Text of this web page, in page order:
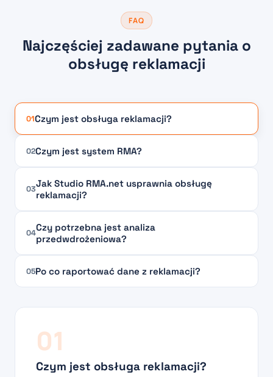
FAQ
Najczęściej zadawane pytania o
obsługę reklamacji
01Czym jest obsługa reklamacji?
02Czym jest system RMA?
03Jak Studio RMA.net usprawnia obsługę
reklamacji?
04Czy potrzebna jest analiza
przedwdrożeniowa?
05Po co raportować dane z reklamacji?
01
Czym jest obsługa reklamacji?